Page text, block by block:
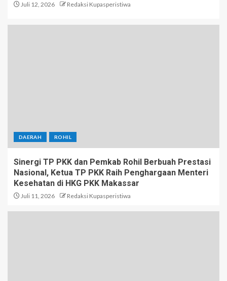
Juli 12, 2026 Redaksi Kupasperistiwa
DAERAH ROHIL
Sinergi TP PKK dan Pemkab Rohil Berbuah Prestasi
Nasional, Ketua TP PKK Raih Penghargaan Menteri
Kesehatan di HKG PKK Makassar
Juli 11, 2026 Redaksi Kupasperistiwa